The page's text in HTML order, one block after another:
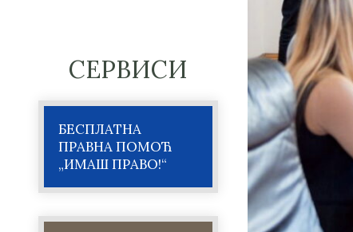
СЕРВИСИ
БЕСПЛАТНА
ПРАВНА ПОМОЋ
„ИМАШ ПРАВО!“